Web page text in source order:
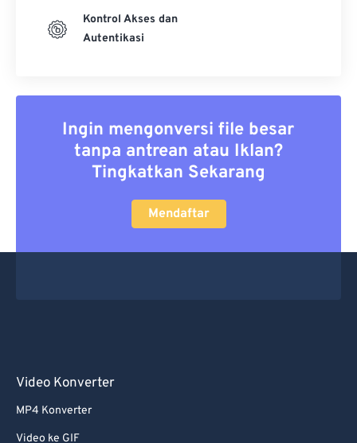
Kontrol Akses dan
Autentikasi
Ingin mengonversi file besar
tanpa antrean atau Iklan?
Tingkatkan Sekarang
Mendaftar
Video Konverter
MP4 Konverter
Video ke GIF